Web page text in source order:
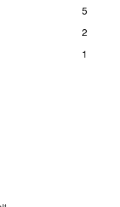
5
2
1